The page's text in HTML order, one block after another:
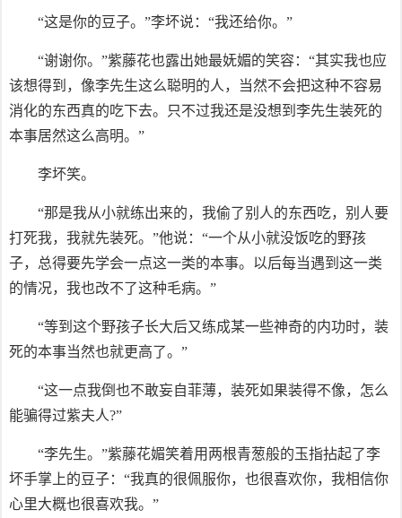
“这是你的豆子。”李坏说：“我还给你。”
“谢谢你。”紫藤花也露出她最妩媚的笑容：“其实我也应
该想得到，像李先生这么聪明的人，当然不会把这种不容易
消化的东西真的吃下去。只不过我还是没想到李先生装死的
本事居然这么高明。”
李坏笑。
“那是我从小就练出来的，我偷了别人的东西吃，别人要
打死我，我就先装死。”他说：“一个从小就没饭吃的野孩
子，总得要先学会一点这一类的本事。以后每当遇到这一类
的情况，我也改不了这种毛病。”
“等到这个野孩子长大后又练成某一些神奇的内功时，装
死的本事当然也就更高了。”
“这一点我倒也不敢妄自菲薄，装死如果装得不像，怎么
能骗得过紫夫人?”
“李先生。”紫藤花媚笑着用两根青葱般的玉指拈起了李
坏手掌上的豆子：“我真的很佩服你，也很喜欢你，我相信你
心里大概也很喜欢我。”